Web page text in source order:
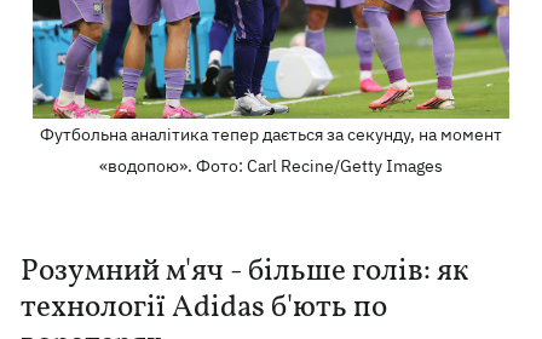
Футбольна аналітика тепер дається за секунду, на момент
«водопою». Фото: Carl Recine/Getty Images
Розумний м'яч - більше голів: як
технології Adidas б'ють по